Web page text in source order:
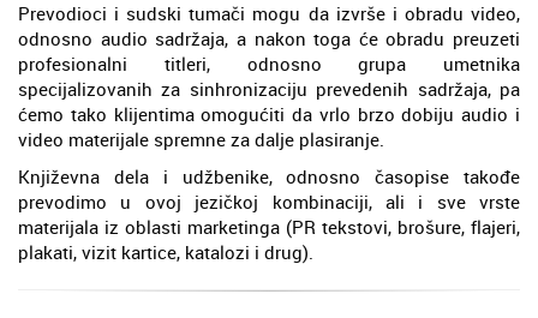
Prevodioci i sudski tumači mogu da izvrše i obradu video,
odnosno audio sadržaja, a nakon toga će obradu preuzeti
profesionalni titleri, odnosno grupa umetnika
specijalizovanih za sinhronizaciju prevedenih sadržaja, pa
ćemo tako klijentima omogućiti da vrlo brzo dobiju audio i
video materijale spremne za dalje plasiranje.
Književna dela i udžbenike, odnosno časopise takođe
prevodimo u ovoj jezičkoj kombinaciji, ali i sve vrste
materijala iz oblasti marketinga (PR tekstovi, brošure, flajeri,
plakati, vizit kartice, katalozi i drug).